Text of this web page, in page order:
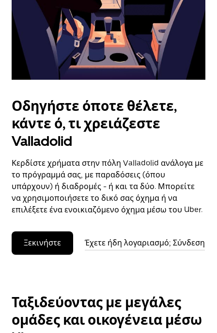
πλήκτρο
escape
για
να
κλείσετε
ημερολόγιο.
Οδηγήστε όποτε θέλετε,
κάντε ό, τι χρειάζεστε
Valladolid
Κερδίστε χρήματα στην πόλη Valladolid ανάλογα με
το πρόγραμμά σας, με παραδόσεις (όπου
υπάρχουν) ή διαδρομές - ή και τα δύο. Μπορείτε
να χρησιμοποιήσετε το δικό σας όχημα ή να
επιλέξετε ένα ενοικιαζόμενο όχημα μέσω του Uber.
Ξεκινήστε Έχετε ήδη λογαριασμό; Σύνδεση
Ταξιδεύοντας με μεγάλες
ομάδες και οικογένεια μέσω